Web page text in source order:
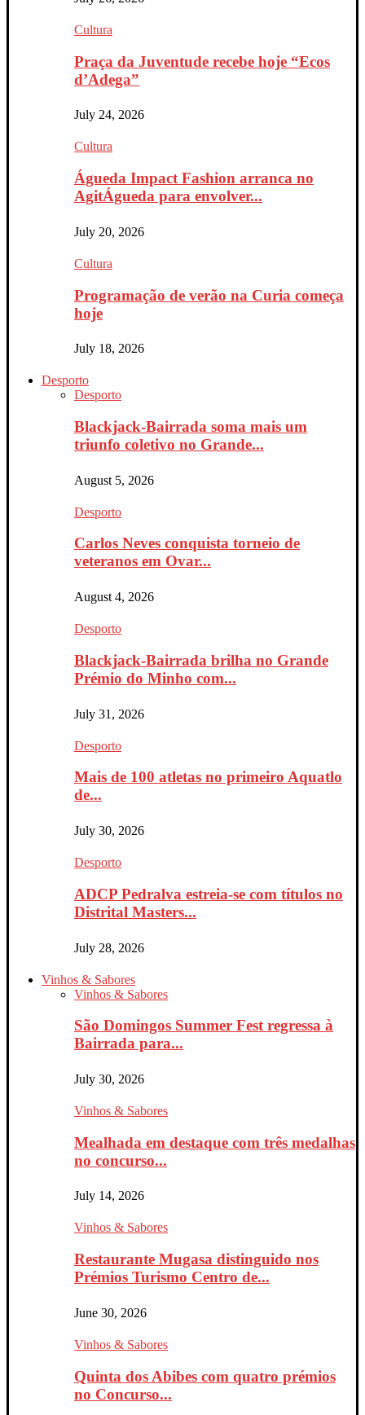
Cultura
Praça da Juventude recebe hoje “Ecos
d’Adega”
July 24, 2026
Cultura
Águeda Impact Fashion arranca no
AgitÁgueda para envolver...
July 20, 2026
Cultura
Programação de verão na Curia começa
hoje
July 18, 2026
Desporto
Desporto
Blackjack-Bairrada soma mais um
triunfo coletivo no Grande...
August 5, 2026
Desporto
Carlos Neves conquista torneio de
veteranos em Ovar...
August 4, 2026
Desporto
Blackjack-Bairrada brilha no Grande
Prémio do Minho com...
July 31, 2026
Desporto
Mais de 100 atletas no primeiro Aquatlo
de...
July 30, 2026
Desporto
ADCP Pedralva estreia-se com títulos no
Distrital Masters...
July 28, 2026
Vinhos & Sabores
Vinhos & Sabores
São Domingos Summer Fest regressa à
Bairrada para...
July 30, 2026
Vinhos & Sabores
Mealhada em destaque com três medalhas
no concurso...
July 14, 2026
Vinhos & Sabores
Restaurante Mugasa distinguido nos
Prémios Turismo Centro de...
June 30, 2026
Vinhos & Sabores
Quinta dos Abibes com quatro prémios
no Concurso...